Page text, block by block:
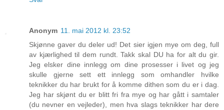
Anonym 11. mai 2012 kl. 23:52
Skjønne gaver du deler ud! Det sier igjen mye om deg, full
av kjærlighed til dem rundt. Takk skal DU ha for alt du gir.
Jeg elsker dine innlegg om dine prosesser i livet og jeg
skulle gjerne sett ett innlegg som omhandler hvilke
teknikker du har brukt for å komme dithen som du er i dag.
Jeg har skjønt du er blitt fri fra mye og har gått i samtaler
(du nevner en vejleder), men hva slags teknikker har dere